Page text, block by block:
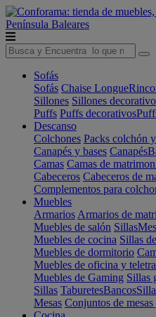
Península Baleares
Sofás
Sofás Chaise Longue
Sillones Sillones
Puffs Puffs decorativos
Descanso
Colchones Packs colchón
Canapés y bases Canapés
Camas Camas de
Cabeceros Cabeceros de
Complementos para
Muebles
Armarios Armarios de
Muebles de salón Sillas
Muebles de cocina Sillas
Muebles de dormitorio
Muebles de oficina y
Muebles de Gaming Sillas
Sillas TaburetesBancos
Mesas Conjuntos de